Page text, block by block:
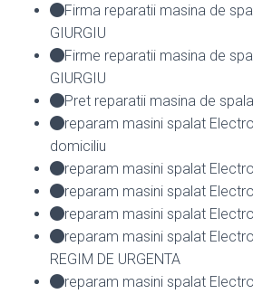
Firma reparatii masina de
GIURGIU
Firme reparatii masina de
GIURGIU
Pret reparatii masina de
reparam masini spalat
domiciliu
reparam masini spalat
reparam masini spalat
reparam masini spalat
reparam masini spalat
REGIM DE URGENTA
reparam masini spalat